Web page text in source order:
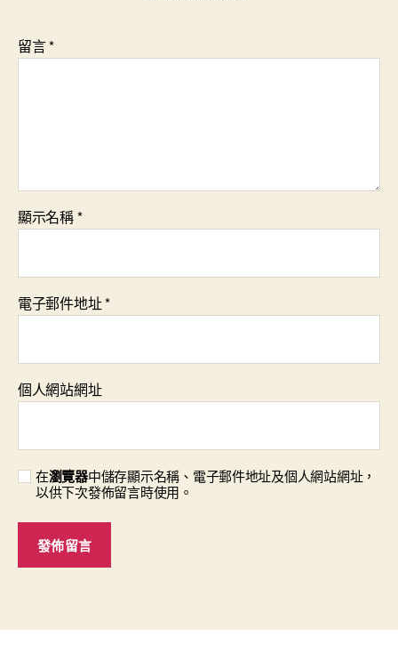
留言*
顯示名稱*
電子郵件地址*
個人網站網址
在瀏覽器中儲存顯示名稱、電子郵件地址及個人網站網址，
以供下次發佈留言時使用。